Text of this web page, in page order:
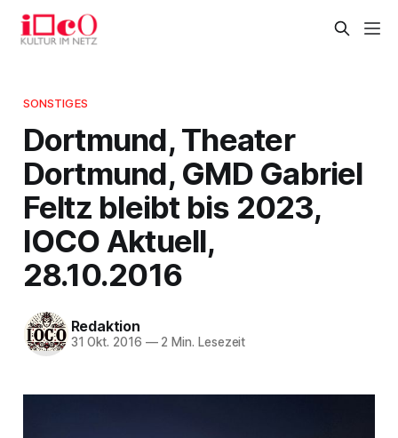
SONSTIGES
Dortmund, Theater
Dortmund, GMD Gabriel
Feltz bleibt bis 2023,
IOCO Aktuell,
28.10.2016
Redaktion
31 Okt. 2016 —2 Min. Lesezeit